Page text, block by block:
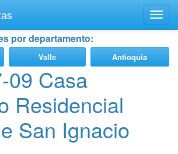
por departamento:
Valle Antioquia
09 Casa
Residencial
San Ignacio